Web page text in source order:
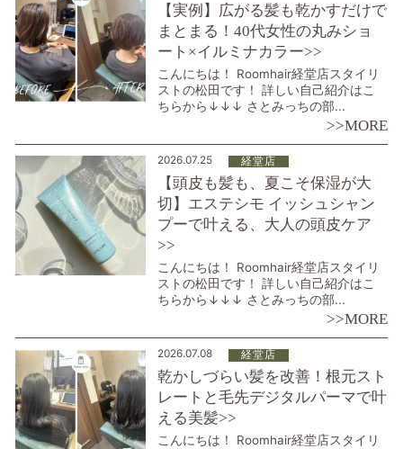
【実例】広がる髪も乾かすだけで
まとまる！40代女性の丸みショ
ート×イルミナカラー>>
こんにちは！ Roomhair経堂店スタイリ
ストの松田です！ 詳しい自己紹介はこ
ちらから↓↓↓ さとみっちの部...
>>MORE
2026.07.25 経堂店
【頭皮も髪も、夏こそ保湿が大
切】エステシモ イッシュシャン
プーで叶える、大人の頭皮ケア
>>
こんにちは！ Roomhair経堂店スタイリ
ストの松田です！ 詳しい自己紹介はこ
ちらから↓↓↓ さとみっちの部...
>>MORE
2026.07.08 経堂店
乾かしづらい髪を改善！根元スト
レートと毛先デジタルパーマで叶
える美髪>>
こんにちは！ Roomhair経堂店スタイリ